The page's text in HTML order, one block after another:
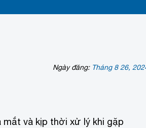
Ngày đăng: Tháng 8 26,
mắt và kịp thời xử lý khi gặp